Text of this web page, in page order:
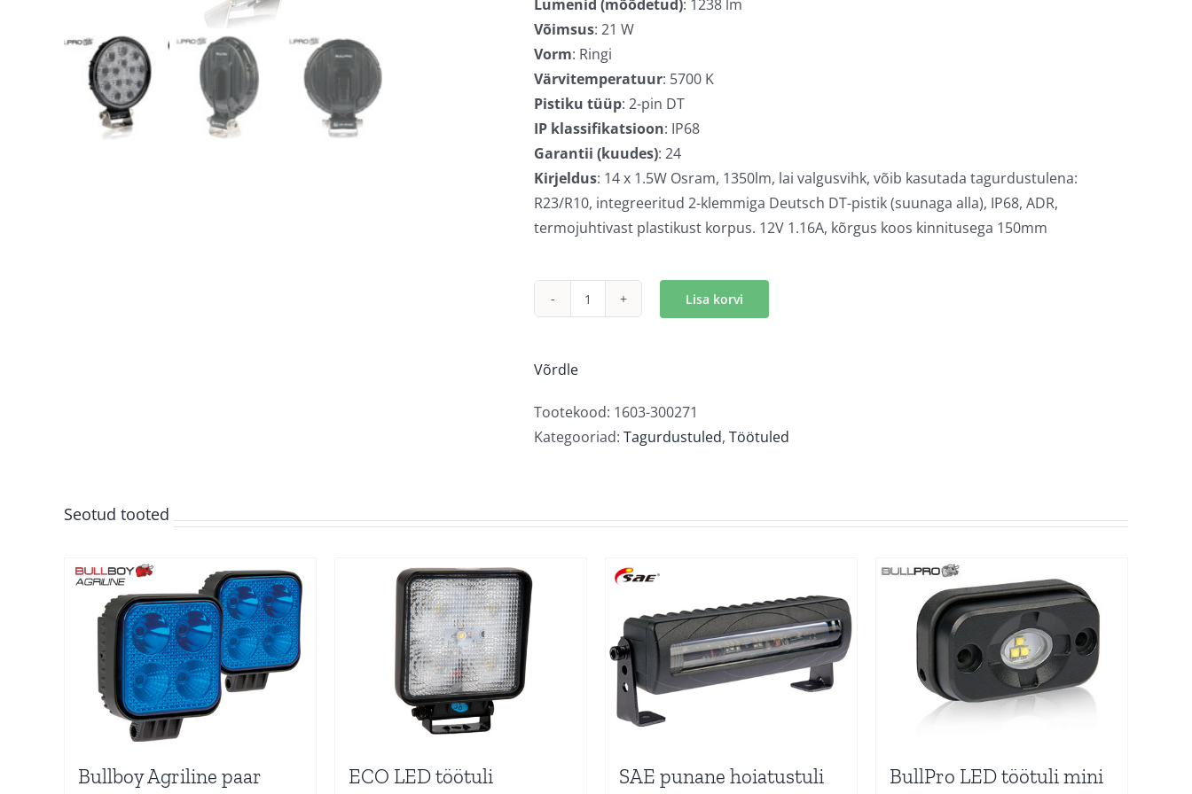
Lumenid (mõõdetud): 1238 lm
Võimsus: 21 W
Vorm: Ringi
Värvitemperatuur: 5700 K
Pistiku tüüp: 2-pin DT
IP klassifikatsioon: IP68
Garantii (kuudes): 24
Kirjeldus: 14 x 1.5W Osram, 1350lm, lai valgusvihk, võib kasutada tagurdustulena:
R23/R10, integreeritud 2-klemmiga Deutsch DT-pistik (suunaga alla), IP68, ADR,
termojuhtivast plastikust korpus. 12V 1.16A, kõrgus koos kinnitusega 150mm
BullPro
valgusvihk
kogus
Lisa korvi
Võrdle
Tootekood: 1603-300271
Kategooriad: Tagurdustuled, Töötuled
Seotud tooted
Bullboy Agriline paar ECO LED töötuli
SAE punane hoiatustuli
BullPro LED töötuli mini